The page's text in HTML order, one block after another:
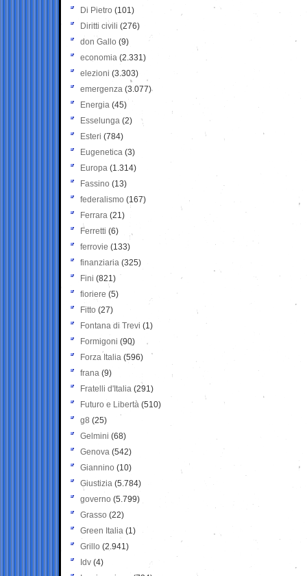
Di Pietro (101)
Diritti civili (276)
don Gallo (9)
economia (2.331)
elezioni (3.303)
emergenza (3.077)
Energia (45)
Esselunga (2)
Esteri (784)
Eugenetica (3)
Europa (1.314)
Fassino (13)
federalismo (167)
Ferrara (21)
Ferretti (6)
ferrovie (133)
finanziaria (325)
Fini (821)
fioriere (5)
Fitto (27)
Fontana di Trevi (1)
Formigoni (90)
Forza Italia (596)
frana (9)
Fratelli d'Italia (291)
Futuro e Libertà (510)
g8 (25)
Gelmini (68)
Genova (542)
Giannino (10)
Giustizia (5.784)
governo (5.799)
Grasso (22)
Green Italia (1)
Grillo (2.941)
Idv (4)